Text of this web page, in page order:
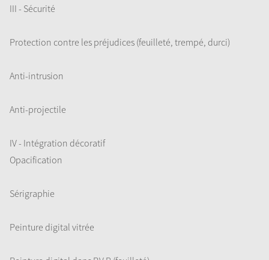
III - Sécurité
Protection contre les préjudices (feuilleté, trempé, durci)
Anti-intrusion
Anti-projectile
IV - Intégration décoratif
Opacification
Sérigraphie
Peinture digital vitrée